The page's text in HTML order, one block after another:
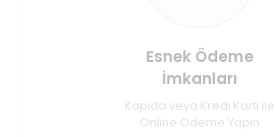
Esnek Ödeme
İmkanları
Kapıda veya Kredi Kartı ile
Online Ödeme Yapın